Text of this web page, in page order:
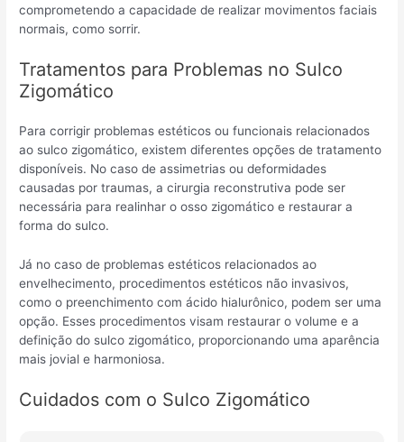
comprometendo a capacidade de realizar movimentos faciais
normais, como sorrir.
Tratamentos para Problemas no Sulco
Zigomático
Para corrigir problemas estéticos ou funcionais relacionados
ao sulco zigomático, existem diferentes opções de tratamento
disponíveis. No caso de assimetrias ou deformidades
causadas por traumas, a cirurgia reconstrutiva pode ser
necessária para realinhar o osso zigomático e restaurar a
forma do sulco.
Já no caso de problemas estéticos relacionados ao
envelhecimento, procedimentos estéticos não invasivos,
como o preenchimento com ácido hialurônico, podem ser uma
opção. Esses procedimentos visam restaurar o volume e a
definição do sulco zigomático, proporcionando uma aparência
mais jovial e harmoniosa.
Cuidados com o Sulco Zigomático